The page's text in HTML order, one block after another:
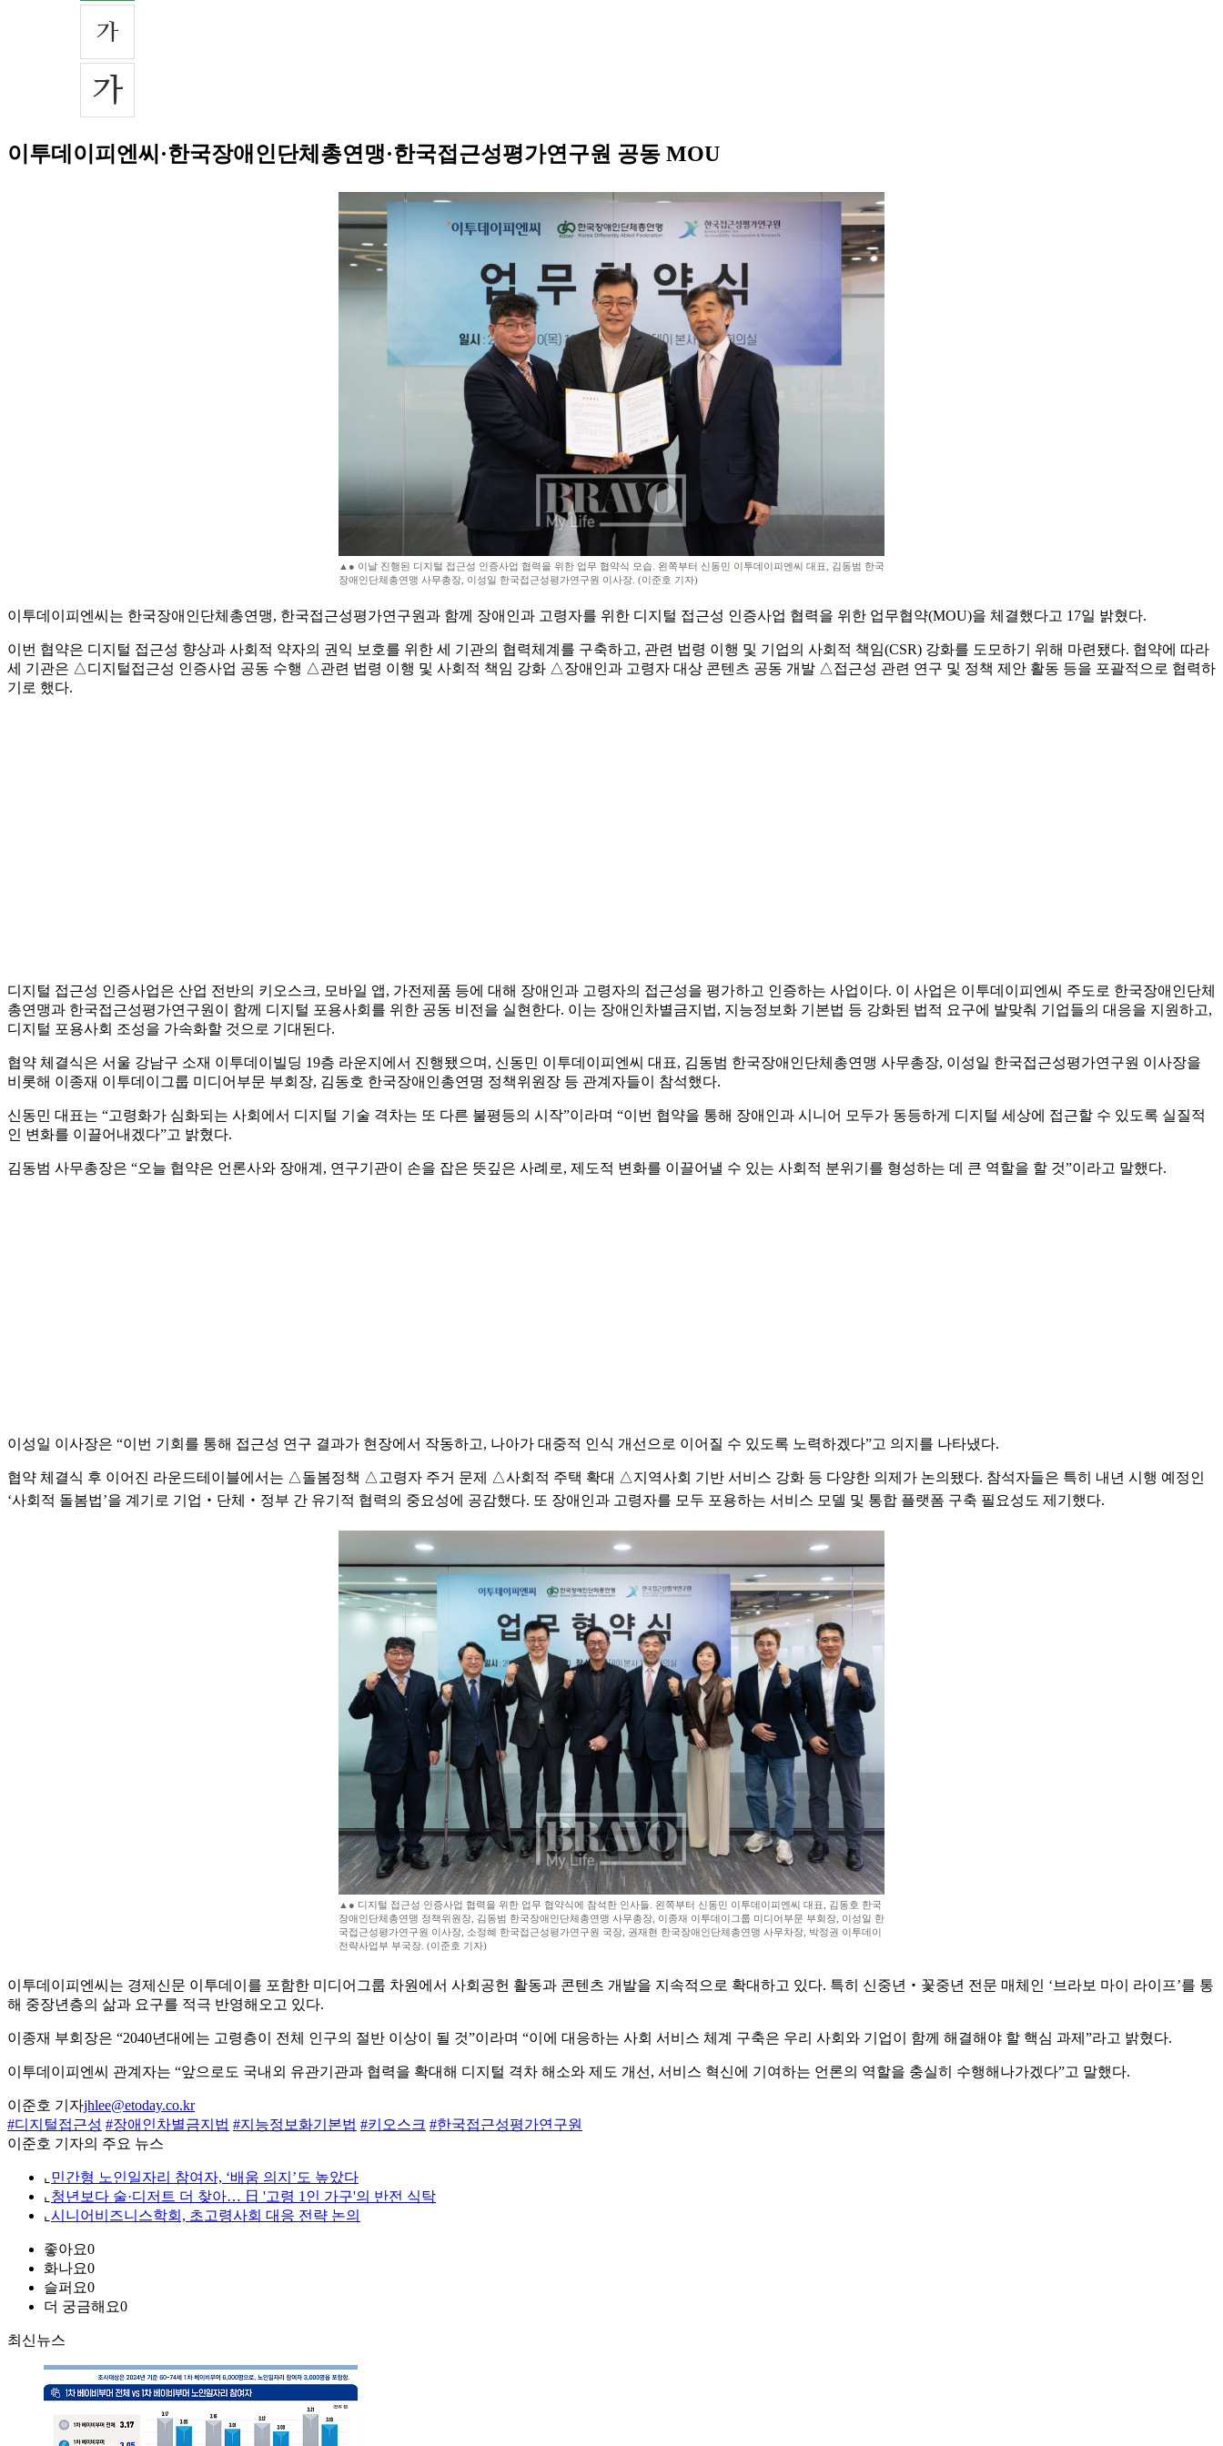
이투데이피엔씨·한국장애인단체총연맹·한국접근성평가연구원 공동 MOU
▲● 이날 진행된 디지털 접근성 인증사업 협력을 위한 업무 협약식 모습. 왼쪽부터 신동민 이투데이피엔씨 대표, 김동범 한국
장애인단체총연맹 사무총장, 이성일 한국접근성평가연구원 이사장. (이준호 기자)
이투데이피엔씨는 한국장애인단체총연맹, 한국접근성평가연구원과 함께 장애인과 고령자를 위한 디지털 접근성 인증사업 협력을 위한 업무협약(MOU)을 체결했다고 17일 밝혔다.
이번 협약은 디지털 접근성 향상과 사회적 약자의 권익 보호를 위한 세 기관의 협력체계를 구축하고, 관련 법령 이행 및 기업의 사회적 책임(CSR) 강화를 도모하기 위해 마련됐다. 협약에 따라
세 기관은 △디지털접근성 인증사업 공동 수행 △관련 법령 이행 및 사회적 책임 강화 △장애인과 고령자 대상 콘텐츠 공동 개발 △접근성 관련 연구 및 정책 제안 활동 등을 포괄적으로 협력하
기로 했다.
디지털 접근성 인증사업은 산업 전반의 키오스크, 모바일 앱, 가전제품 등에 대해 장애인과 고령자의 접근성을 평가하고 인증하는 사업이다. 이 사업은 이투데이피엔씨 주도로 한국장애인단체
총연맹과 한국접근성평가연구원이 함께 디지털 포용사회를 위한 공동 비전을 실현한다. 이는 장애인차별금지법, 지능정보화 기본법 등 강화된 법적 요구에 발맞춰 기업들의 대응을 지원하고,
디지털 포용사회 조성을 가속화할 것으로 기대된다.
협약 체결식은 서울 강남구 소재 이투데이빌딩 19층 라운지에서 진행됐으며, 신동민 이투데이피엔씨 대표, 김동범 한국장애인단체총연맹 사무총장, 이성일 한국접근성평가연구원 이사장을
비롯해 이종재 이투데이그룹 미디어부문 부회장, 김동호 한국장애인총연명 정책위원장 등 관계자들이 참석했다.
신동민 대표는 “고령화가 심화되는 사회에서 디지털 기술 격차는 또 다른 불평등의 시작”이라며 “이번 협약을 통해 장애인과 시니어 모두가 동등하게 디지털 세상에 접근할 수 있도록 실질적
인 변화를 이끌어내겠다”고 밝혔다.
김동범 사무총장은 “오늘 협약은 언론사와 장애계, 연구기관이 손을 잡은 뜻깊은 사례로, 제도적 변화를 이끌어낼 수 있는 사회적 분위기를 형성하는 데 큰 역할을 할 것”이라고 말했다.
이성일 이사장은 “이번 기회를 통해 접근성 연구 결과가 현장에서 작동하고, 나아가 대중적 인식 개선으로 이어질 수 있도록 노력하겠다”고 의지를 나타냈다.
협약 체결식 후 이어진 라운드테이블에서는 △돌봄정책 △고령자 주거 문제 △사회적 주택 확대 △지역사회 기반 서비스 강화 등 다양한 의제가 논의됐다. 참석자들은 특히 내년 시행 예정인
‘사회적 돌봄법’을 계기로 기업‧단체‧정부 간 유기적 협력의 중요성에 공감했다. 또 장애인과 고령자를 모두 포용하는 서비스 모델 및 통합 플랫폼 구축 필요성도 제기했다.
▲● 디지털 접근성 인증사업 협력을 위한 업무 협약식에 참석한 인사들. 왼쪽부터 신동민 이투데이피엔씨 대표, 김동호 한국
장애인단체총연맹 정책위원장, 김동범 한국장애인단체총연맹 사무총장, 이종재 이투데이그룹 미디어부문 부회장, 이성일 한
국접근성평가연구원 이사장, 소정혜 한국접근성평가연구원 국장, 권재현 한국장애인단체총연맹 사무차장, 박정권 이투데이
전략사업부 부국장. (이준호 기자)
이투데이피엔씨는 경제신문 이투데이를 포함한 미디어그룹 차원에서 사회공헌 활동과 콘텐츠 개발을 지속적으로 확대하고 있다. 특히 신중년‧꽃중년 전문 매체인 ‘브라보 마이 라이프’를 통
해 중장년층의 삶과 요구를 적극 반영해오고 있다.
이종재 부회장은 “2040년대에는 고령층이 전체 인구의 절반 이상이 될 것”이라며 “이에 대응하는 사회 서비스 체계 구축은 우리 사회와 기업이 함께 해결해야 할 핵심 과제”라고 밝혔다.
이투데이피엔씨 관계자는 “앞으로도 국내외 유관기관과 협력을 확대해 디지털 격차 해소와 제도 개선, 서비스 혁신에 기여하는 언론의 역할을 충실히 수행해나가겠다”고 말했다.
이준호 기자jhlee@etoday.co.kr
#디지털접근성 #장애인차별금지법 #지능정보화기본법 #키오스크 #한국접근성평가연구원
이준호 기자의 주요 뉴스
⌞ 민간형 노인일자리 참여자, ‘배움 의지’도 높았다
⌞ 청년보다 술·디저트 더 찾아… 日 '고령 1인 가구'의 반전 식탁
⌞ 시니어비즈니스학회, 초고령사회 대응 전략 논의
좋아요0
화나요0
슬퍼요0
더 궁금해요0
최신뉴스